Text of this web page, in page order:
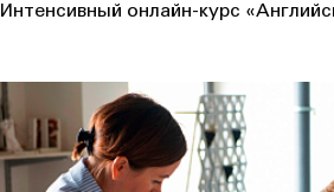
Интенсивный онлайн-курс